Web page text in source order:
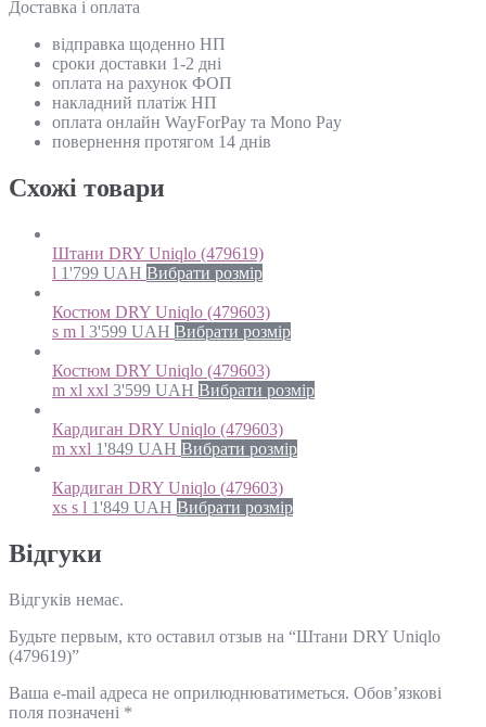
Доставка і оплата
відправка щоденно НП
сроки доставки 1-2 дні
оплата на рахунок ФОП
накладний платіж НП
оплата онлайн WayForPay та Mono Pay
повернення протягом 14 днів
Схожi товари
Штани DRY Uniqlo (479619)
l 1'799 UAH Вибрати розмір
Костюм DRY Uniqlo (479603)
s m l 3'599 UAH Вибрати розмір
Костюм DRY Uniqlo (479603)
m xl xxl 3'599 UAH Вибрати розмір
Кардиган DRY Uniqlo (479603)
m xxl 1'849 UAH Вибрати розмір
Кардиган DRY Uniqlo (479603)
xs s l 1'849 UAH Вибрати розмір
Відгуки
Відгуків немає.
Будьте первым, кто оставил отзыв на “Штани DRY Uniqlo
(479619)”
Ваша e-mail адреса не оприлюднюватиметься. Обов’язкові
поля позначені *